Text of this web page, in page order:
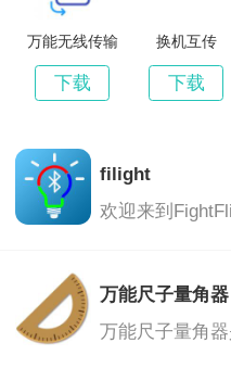
应用介绍：
迷你世界助手最新版提供
挖矿、自动采集资源、一
迷你世界盒子助手
v2.24.6 安卓免费版 32.80
v0.20.2 安卓版
迷你世界雨林生存
v1.28.4 946.95 MB
迷你世界恐怖版
v0.23.0 172.89 MB
迷你世界跨服版
万能无线传输
下载
换机互传
下载
filight
万能尺子量角器